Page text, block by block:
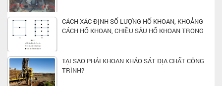
CÁCH XÁC ĐỊNH SỐ LƯỢNG HỐ KHOAN, KHOẢNG
CÁCH HỐ KHOAN, CHIỀU SÂU HỐ KHOAN TRONG
TẠI SAO PHẢI KHOAN KHẢO SÁT ĐỊA CHẤT CÔNG
TRÌNH?